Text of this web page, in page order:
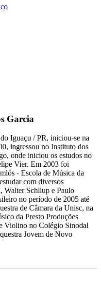
Garcia
Iguaçu / PR, iniciou-se na
ingressou no Instituto dos
onde iniciou os estudos no
Vier. Em 2003 foi
- Escola de Música da
com diversos
Walter Schllup e Paulo
no período de 2005 até
de Câmara da Unisc, na
da Presto Produções
Violino no Colégio Sinodal
Jovem de Novo